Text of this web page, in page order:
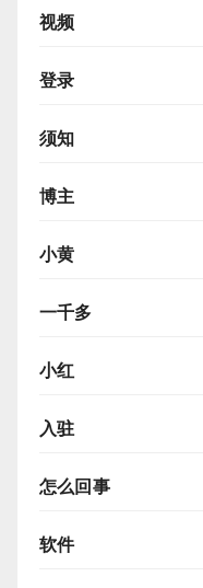
视频
登录
须知
博主
小黄
一千多
小红
入驻
怎么回事
软件